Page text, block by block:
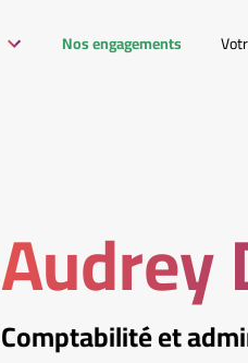
Nos engagements
Audrey
Comptabilité et